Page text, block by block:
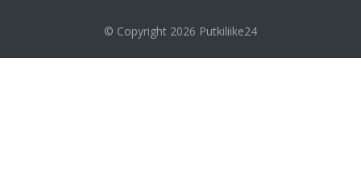
© Copyright 2026 Putkiliike24